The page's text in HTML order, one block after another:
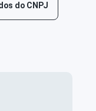
do CNPJ